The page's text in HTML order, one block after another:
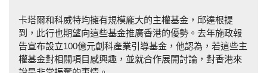
卡塔爾和科威特均擁有規模龐大的主權基金，邱達根提
到，此行也期望向這些基金推廣香港的優勢。去年施政報
告宣布設立100億元創科產業引導基金，他認為，若這些主
權基金對相關項目感興趣，並就合作展開討論，對香港來